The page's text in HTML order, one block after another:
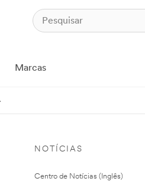
Marcas
NOTÍCIAS
Centro de Notícias (Inglês)